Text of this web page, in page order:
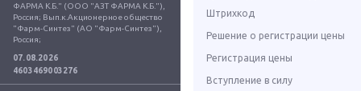
ФАРМА К.Б." (ООО "АЗТ ФАРМА К.Б."),
Россия; Вып.к.Акционерное общество
"Фарм-Синтез" (АО "Фарм-Синтез"),
Россия;
07.08.2026
4603469003276
Штрихкод
Решение о регистрации цены
Регистрация цены
Вступление в силу